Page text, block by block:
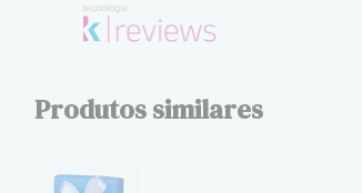
Produtos similares